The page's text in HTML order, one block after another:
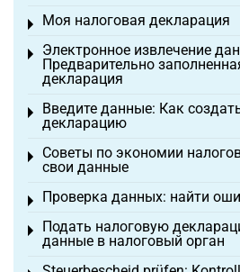
Моя налоговая декларация
Toggle menu
Электронное извлечение
Предварительно
декларация
Toggle menu
Введите данные: Как
декларацию
Toggle menu
Советы по экономии
свои данные
Toggle menu
Проверка данных: найти
Toggle menu
Подать налоговую
данные в налоговый орган
Toggle menu